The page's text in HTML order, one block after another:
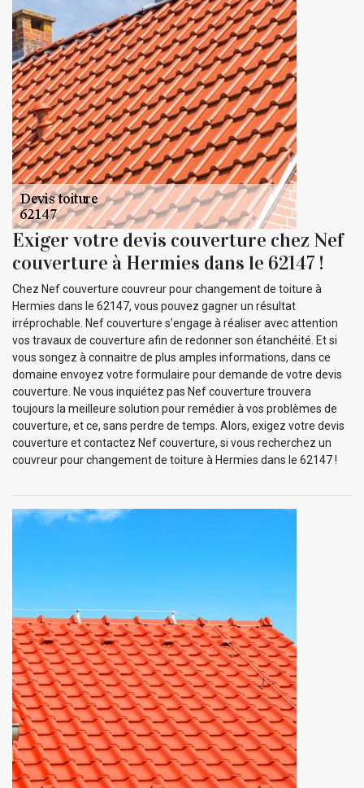
Exiger votre devis couverture chez Nef
couverture à Hermies dans le 62147 !
Chez Nef couverture couvreur pour changement de toiture à
Hermies dans le 62147, vous pouvez gagner un résultat
irréprochable. Nef couverture s’engage à réaliser avec attention
vos travaux de couverture afin de redonner son étanchéité. Et si
vous songez à connaitre de plus amples informations, dans ce
domaine envoyez votre formulaire pour demande de votre devis
couverture. Ne vous inquiétez pas Nef couverture trouvera
toujours la meilleure solution pour remédier à vos problèmes de
couverture, et ce, sans perdre de temps. Alors, exigez votre devis
couverture et contactez Nef couverture, si vous recherchez un
couvreur pour changement de toiture à Hermies dans le 62147 !